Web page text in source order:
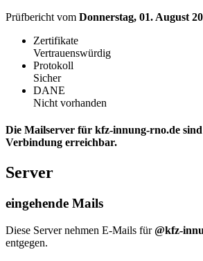
Prüfbericht vom Donnerstag, 01. August
Zertifikate
Vertrauenswürdig
Protokoll
Sicher
DANE
Nicht vorhanden
Die Mailserver für kfz-innung-rno.de sind
Verbindung erreichbar.
Server
eingehende Mails
Diese Server nehmen E-Mails für@kfz-
entgegen.